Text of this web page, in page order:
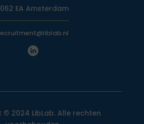
EA Amsterdam
© 2024 LibLab. Alle rechten